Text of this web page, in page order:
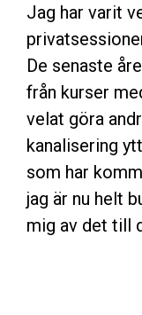
Jag har varit
De senaste
från kurser
velat göra
kanalisering
som har
jag är nu helt
mig av det till